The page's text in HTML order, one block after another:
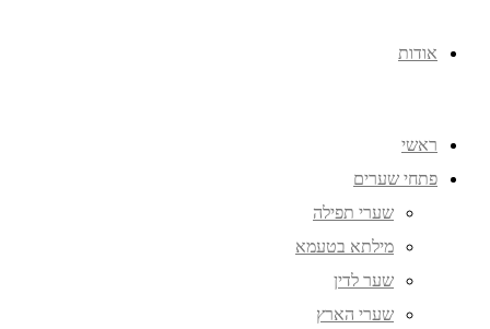
אודות
ראשי
פתחי שערים
שערי תפילה
מילתא בטעמא
שער לדין
שערי הארץ